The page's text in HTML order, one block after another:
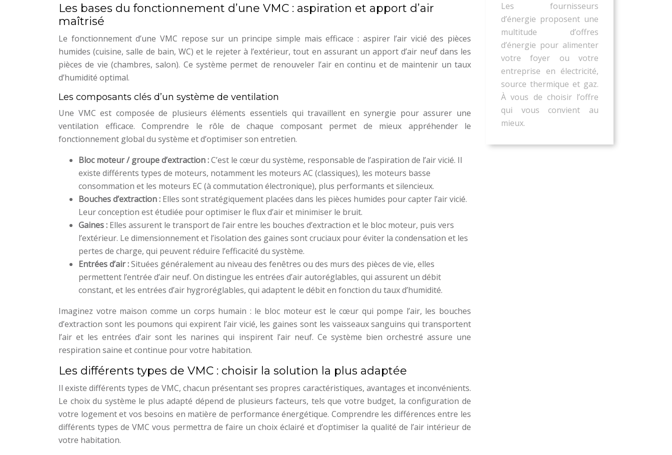
Les bases du fonctionnement d’une VMC : aspiration et apport d’air
maîtrisé
Le fonctionnement d’une VMC repose sur un principe simple mais efficace : aspirer l’air vicié des pièces
humides (cuisine, salle de bain, WC) et le rejeter à l’extérieur, tout en assurant un apport d’air neuf dans les
pièces de vie (chambres, salon). Ce système permet de renouveler l’air en continu et de maintenir un taux
d’humidité optimal.
Les composants clés d’un système de ventilation
Une VMC est composée de plusieurs éléments essentiels qui travaillent en synergie pour assurer une
ventilation efficace. Comprendre le rôle de chaque composant permet de mieux appréhender le
fonctionnement global du système et d’optimiser son entretien.
Bloc moteur / groupe d’extraction :C’est le cœur du système, responsable de l’aspiration de l’air vicié. Il
existe différents types de moteurs, notamment les moteurs AC (classiques), les moteurs basse
consommation et les moteurs EC (à commutation électronique), plus performants et silencieux.
Bouches d’extraction : Elles sont stratégiquement placées dans les pièces humides pour capter l’air vicié.
Leur conception est étudiée pour optimiser le flux d’air et minimiser le bruit.
Gaines : Elles assurent le transport de l’air entre les bouches d’extraction et le bloc moteur, puis vers
l’extérieur. Le dimensionnement et l’isolation des gaines sont cruciaux pour éviter la condensation et les
pertes de charge, qui peuvent réduire l’efficacité du système.
Entrées d’air :Situées généralement au niveau des fenêtres ou des murs des pièces de vie, elles
permettent l’entrée d’air neuf. On distingue les entrées d’air autoréglables, qui assurent un débit
constant, et les entrées d’air hygroréglables, qui adaptent le débit en fonction du taux d’humidité.
Imaginez votre maison comme un corps humain : le bloc moteur est le cœur qui pompe l’air, les bouches
d’extraction sont les poumons qui expirent l’air vicié, les gaines sont les vaisseaux sanguins qui transportent
l’air et les entrées d’air sont les narines qui inspirent l’air neuf. Ce système bien orchestré assure une
respiration saine et continue pour votre habitation.
Les différents types de VMC : choisir la solution la plus adaptée
Il existe différents types de VMC, chacun présentant ses propres caractéristiques, avantages et inconvénients.
Le choix du système le plus adapté dépend de plusieurs facteurs, tels que votre budget, la configuration de
votre logement et vos besoins en matière de performance énergétique. Comprendre les différences entre les
différents types de VMC vous permettra de faire un choix éclairé et d’optimiser la qualité de l’air intérieur de
votre habitation.
Les fournisseurs
d’énergie proposent une
multitude d’offres
d’énergie pour alimenter
votre foyer ou votre
entreprise en électricité,
source thermique et gaz.
À vous de choisir l’offre
qui vous convient au
mieux.